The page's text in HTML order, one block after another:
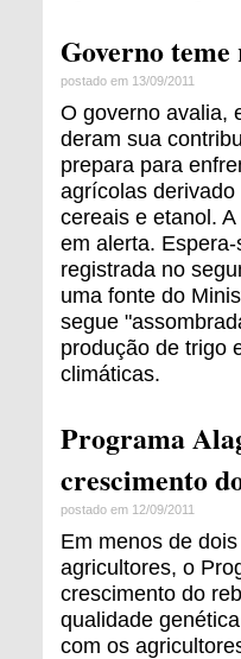
Governo
postado em 13/09/2011
O governo avalia,
deram sua
prepara para
agrícolas
cereais e etanol.
em alerta.
registrada no
uma fonte do
segue
produção de trigo
climáticas.
Programa
crescimento
postado em 12/09/2011
Em menos de
agricultores, o
crescimento do
qualidade
com os